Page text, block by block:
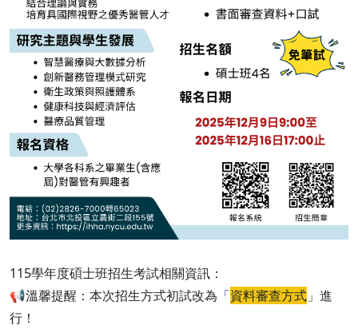
115學年度碩士班招生考試相關資訊：
📢溫馨提醒：本次招生方式初試改為「資料審查方式 」進
行！